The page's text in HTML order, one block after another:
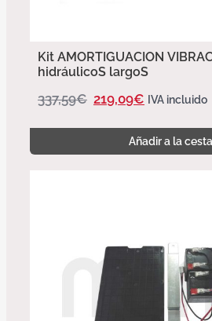
Kit AMORTIGUACION
hidráulicoS largoS
337,59€ 219,09€ IVA incluido
Añadir a la cesta